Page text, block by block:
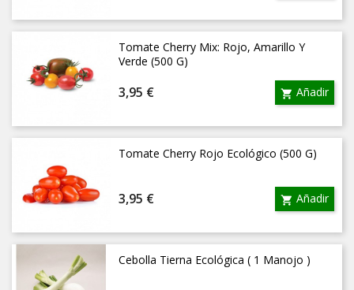
Tomate Cherry Mix: Rojo, Amarillo Y
Verde (500 G)
Precio
3,95 €  Añadir
Tomate Cherry Rojo Ecológico (500 G)
Precio
3,95 €  Añadir
Cebolla Tierna Ecológica ( 1 Manojo )